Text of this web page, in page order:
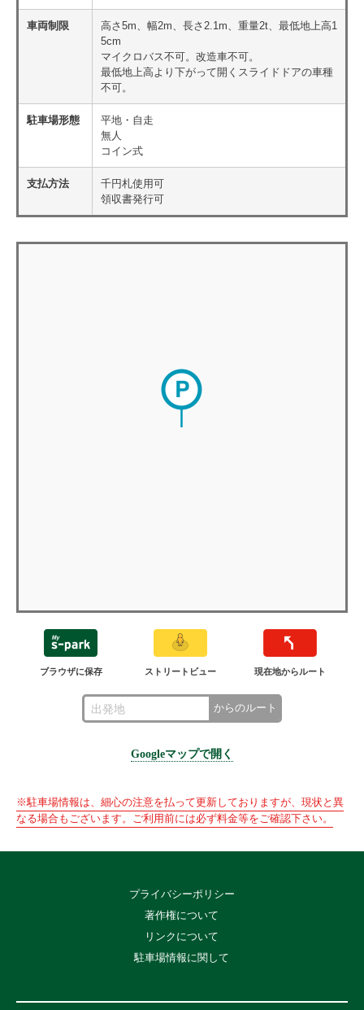
車両制限
高さ5m、幅2m、長さ2.1m、重量2t、最低地上高1
5cm
マイクロバス不可。改造車不可。
最低地上高より下がって開くスライドドアの車種
不可。
駐車場形態
平地・自走
無人
コイン式
支払方法
千円札使用可
領収書発行可
ブラウザに保存 ストリートビュー 現在地からルート
からのルート
Googleマップで開く
※駐車場情報は、細心の注意を払って更新しておりますが、現状と異
なる場合もございます。ご利用前には必ず料金等をご確認下さい。
プライバシーポリシー
著作権について
リンクについて
駐車場情報に関して